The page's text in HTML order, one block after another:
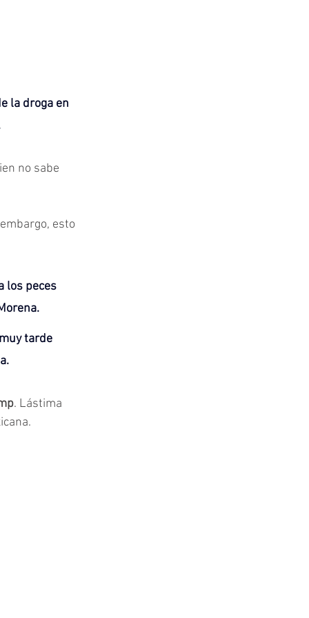
la droga en
no sabe
esto
los peces
tarde
. Lástima